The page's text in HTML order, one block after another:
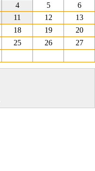
4 5
6
11 12
13
18 19
20
25 26
27